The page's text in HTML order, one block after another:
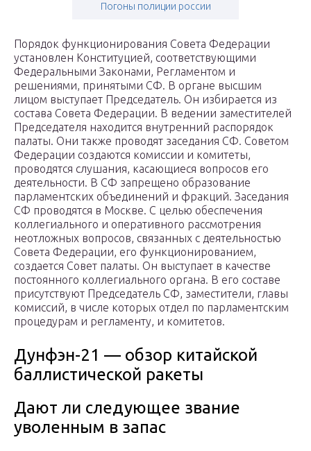
Погоны полиции россии
Порядок функционирования Совета Федерации
установлен Конституцией, соответствующими
Федеральными Законами, Регламентом и
решениями, принятыми СФ. В органе высшим
лицом выступает Председатель. Он избирается из
состава Совета Федерации. В ведении заместителей
Председателя находится внутренний распорядок
палаты. Они также проводят заседания СФ. Советом
Федерации создаются комиссии и комитеты,
проводятся слушания, касающиеся вопросов его
деятельности. В СФ запрещено образование
парламентских объединений и фракций. Заседания
СФ проводятся в Москве. С целью обеспечения
коллегиального и оперативного рассмотрения
неотложных вопросов, связанных с деятельностью
Совета Федерации, его функционированием,
создается Совет палаты. Он выступает в качестве
постоянного коллегиального органа. В его составе
присутствуют Председатель СФ, заместители, главы
комиссий, в числе которых отдел по парламентским
процедурам и регламенту, и комитетов.
Дунфэн-21 — обзор китайской
баллистической ракеты
Дают ли следующее звание
уволенным в запас